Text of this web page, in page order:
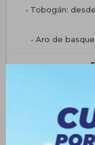
• Tobogán:
• Aro de